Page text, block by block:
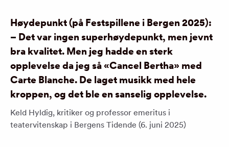
Høydepunkt (på Festspillene i Bergen 2025):
– Det var ingen superhøydepunkt, men jevnt
bra kvalitet. Men jeg hadde en sterk
opplevelse da jeg så «Cancel Bertha» med
Carte Blanche. De laget musikk med hele
kroppen, og det ble en sanselig opplevelse.
Keld Hyldig, kritiker og professor emeritus i
teatervitenskap i Bergens Tidende (6. juni 2025)